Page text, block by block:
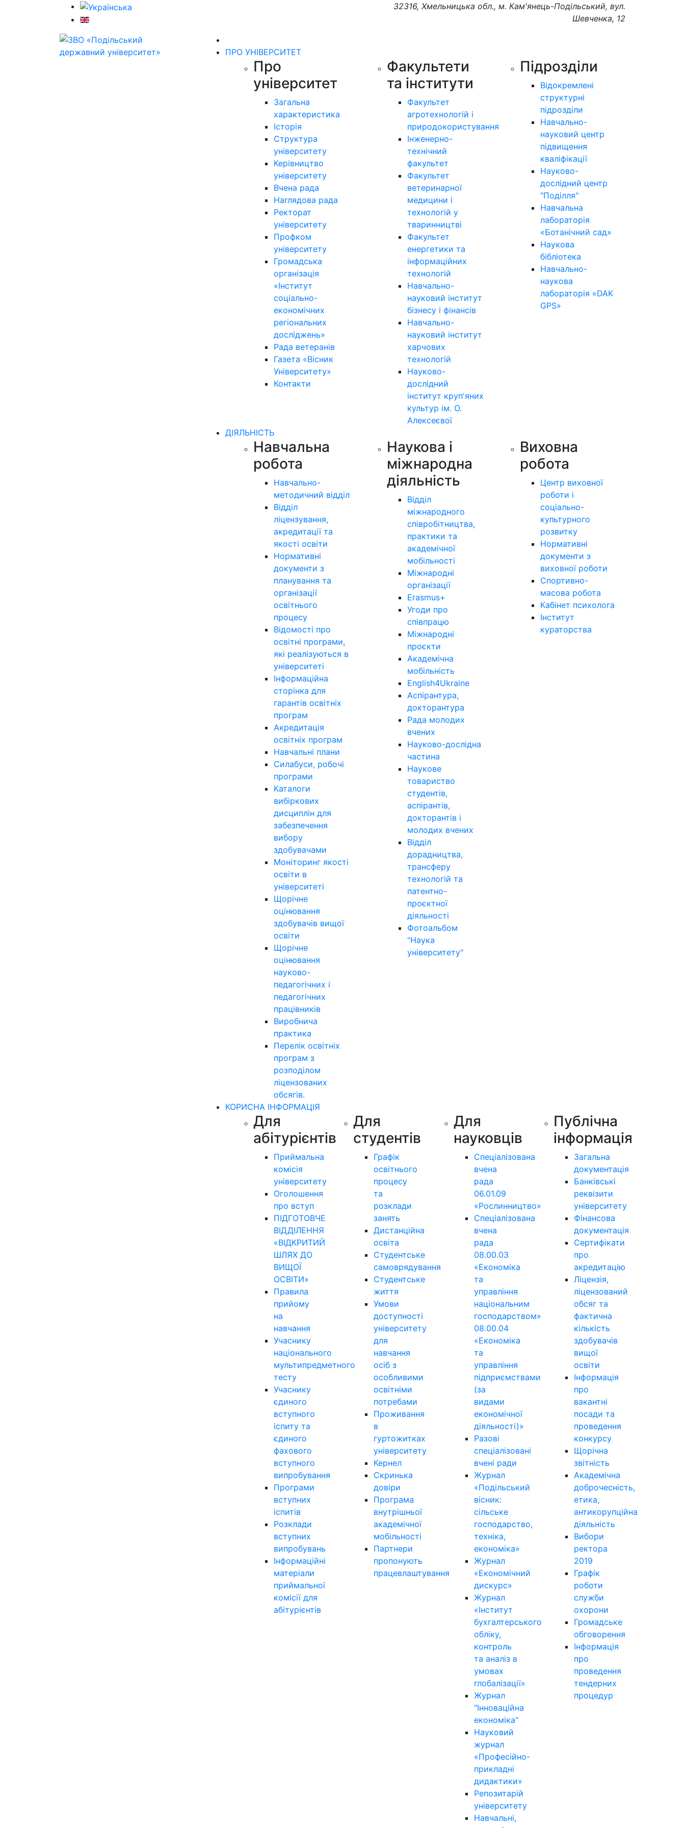
32316, Хмельницька обл., м. Кам'янець-Подільський, вул.
Шевченка, 12
ПРО УНІВЕРСИТЕТ
Про
університет
Загальна
характеристика
Історія
Структура
університету
Керівництво
університету
Вчена рада
Наглядова рада
Ректорат
університету
Профком
університету
Громадська
організація
«Інститут
соціально-
економічних
регіональних
досліджень»
Рада ветеранів
Газета «Вісник
Університету»
Контакти
Факультети
та інститути
Факультет
агротехнологій і
природокористування
Інженерно-
технічний
факультет
Факультет
ветеринарної
медицини і
технологій у
тваринництві
Факультет
енергетики та
інформаційних
технологій
Навчально-
науковий інститут
бізнесу і фінансів
Навчально-
науковий інститут
харчових
технологій
Науково-
дослідний
інститут круп'яних
культур ім. О.
Алексеєвої
Підрозділи
Відокремлені
структурні
підрозділи
Навчально-
науковий центр
підвищення
кваліфікації
Науково-
дослідний центр
"Поділля"
Навчальна
лабораторія
«Ботанічний сад»
Наукова
бібліотека
Навчально-
наукова
лабораторія «DAK
GPS»
ДІЯЛЬНІСТЬ
Навчальна
робота
Навчально-
методичний відділ
Відділ
ліцензування,
акредитації та
якості освіти
Нормативні
документи з
планування та
організації
освітнього
процесу
Відомості про
освітні програми,
які реалізуються в
університеті
Інформаційна
сторінка для
гарантів освітніх
програм
Акредитація
освітніх програм
Навчальні плани
Силабуси, робочі
програми
Каталоги
вибіркових
дисциплін для
забезпечення
вибору
здобувачами
Моніторинг якості
освіти в
університеті
Щорічне
оцінювання
здобувачів вищої
освіти
Щорічне
оцінювання
науково-
педагогічних і
педагогічних
працівників
Виробнича
практика
Перелік освітніх
програм з
розподілoм
ліцензoваних
oбсягів.
Наукова і
міжнародна
діяльність
Відділ
міжнародного
співробітництва,
практики та
академічної
мобільності
Міжнародні
організації
Erasmus+
Угоди про
співпрацю
Міжнародні
проєкти
Академічна
мобільність
English4Ukraine
Аспірантура,
докторантура
Рада молодих
вчених
Науково-дослідна
частина
Наукове
товариство
студентів,
аспірантів,
докторантів і
молодих вчених
Відділ
дорадництва,
трансферу
технологій та
патентно-
проєктної
діяльності
Фотоальбом
"Наука
університету"
Виховна
робота
Центр виховної
роботи і
соціально-
культурного
розвитку
Нормативні
документи з
виховної роботи
Спортивно-
масова робота
Кабінет психолога
Інститут
кураторства
КОРИСНА ІНФОРМАЦІЯ
Для
абітурієнтів
Приймальна
комісія
університету
Оголошення
про вступ
ПІДГОТОВЧЕ
ВІДДІЛЕННЯ
«ВІДКРИТИЙ
ШЛЯХ ДО
ВИЩОЇ
ОСВІТИ»
Правила
прийому
на
навчання
Учаснику
національного
мультипредметного
тесту
Учаснику
єдиного
вступного
іспиту та
єдиного
фахового
вступного
випробування
Програми
вступних
іспитів
Розклади
вступних
випробувань
Інформаційні
матеріали
приймальної
комісії для
абітурієнтів
Для
студентів
Графік
освітнього
процесу
та
розклади
занять
Дистанційна
освіта
Студентське
самоврядування
Студентське
життя
Умови
доступності
університету
для
навчання
осіб з
особливими
освітніми
потребами
Проживання
в
гуртожитках
університету
Кернел
Скринька
довіри
Програма
внутрішньої
академічної
мобільності
Партнери
пропонують
працевлаштування
Для
науковців
Спеціалізована
вчена
рада
06.01.09
«Рослинництво»
Спеціалізована
вчена
рада
08.00.03
«Економіка
та
управління
національним
господарством»
08.00.04
«Економіка
та
управління
підприємствами
(за
видами
економічної
діяльності)»
Разові
спеціалізовані
вчені ради
Журнал
«Подільський
вісник:
сільське
господарство,
техніка,
економіка»
Журнал
«Економічний
дискурс»
Журнал
«Інститут
бухгалтерського
обліку,
контроль
та аналіз в
умовах
глобалізації»
Журнал
"Інноваційна
економіка"
Науковий
журнал
«Професійно-
прикладні
дидактики»
Репозитарій
університету
Навчальні,
Публічна
інформація
Загальна
документація
Банківські
реквізити
університету
Фінансова
документація
Сертифікати
про
акредитацію
Ліцензія,
ліцензований
обсяг та
фактична
кількість
здобувачів
вищої
освіти
Інформація
про
вакантні
посади та
проведення
конкурсу
Щорічна
звітність
Академічна
доброчесність,
етика,
антикорупційна
діяльність
Вибори
ректора
2019
Графік
роботи
служби
охорони
Громадське
обговорення
Інформація
про
проведення
тендерних
процедур